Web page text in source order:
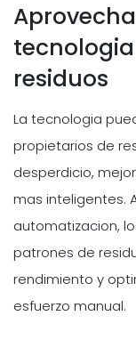
residuos
La tecnologia
propietarios de
desperdicio,
mas inteligentes.
automatizacion,
patrones de
rendimiento y
esfuerzo manual.